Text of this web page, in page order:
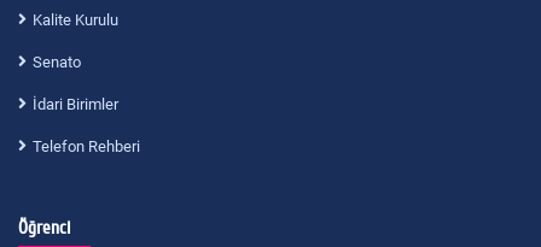
Kalite Kurulu
Senato
İdari Birimler
Telefon Rehberi
Öğrenci